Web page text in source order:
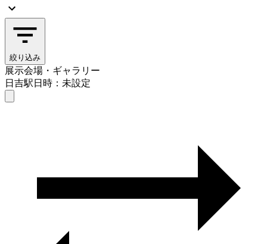
絞り込み
展示会場・ギャラリー
日吉駅日時：未設定